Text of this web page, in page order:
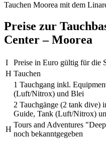
Tauchen Moorea mit dem
Preise zur
Center – Moorea
I
Preise in Euro gültig für die
H Tauchen
1 Tauchgang inkl.
(Luft/Nitrox) und Blei
2 Tauchgänge (2 tank dive)
Guide, Tank (Luft/Nitrox)
H
Tours and Adventures
noch bekanntgegeben